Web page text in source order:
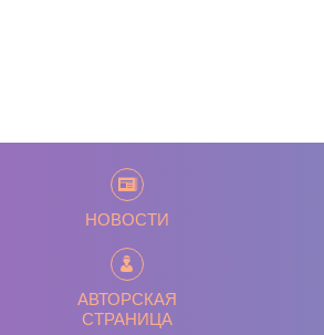
НОВОСТИ
АВТОРСКАЯ
СТРАНИЦА